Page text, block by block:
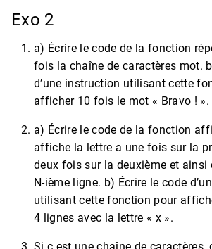
Exo 2
a) Écrire le code de la fonction
fois la chaîne de caractères mot.
d’une instruction utilisant cette
afficher 10 fois le mot « Bravo ! ».
a) Écrire le code de la fonction
affiche la lettre a une fois sur la
deux fois sur la deuxième et ainsi
N-ième ligne. b) Écrire le code
utilisant cette fonction pour
4 lignes avec la lettre « x ».